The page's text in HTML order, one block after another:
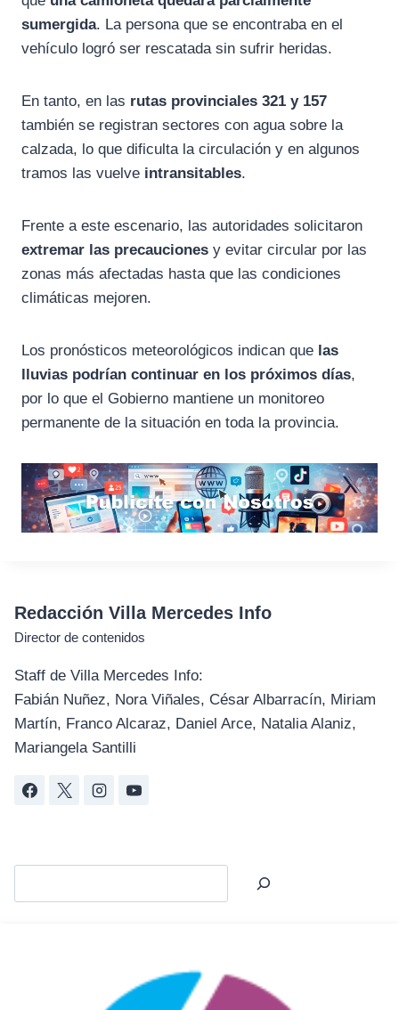
sumergida. La persona que se encontraba en el
vehículo logró ser rescatada sin sufrir heridas.
En tanto, en las rutas provinciales 321 y 157
también se registran sectores con agua sobre la
calzada, lo que dificulta la circulación y en algunos
tramos las vuelve intransitables.
Frente a este escenario, las autoridades solicitaron
extremar las precauciones y evitar circular por las
zonas más afectadas hasta que las condiciones
climáticas mejoren.
Los pronósticos meteorológicos indican que las
lluvias podrían continuar en los próximos días,
por lo que el Gobierno mantiene un monitoreo
permanente de la situación en toda la provincia.
Redacción Villa Mercedes Info
Director de contenidos
Staff de Villa Mercedes Info:
Fabián Nuñez, Nora Viñales, César Albarracín, Miriam
Martín, Franco Alcaraz, Daniel Arce, Natalia Alaniz,
Mariangela Santilli